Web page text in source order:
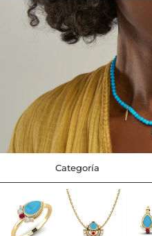
Categoría